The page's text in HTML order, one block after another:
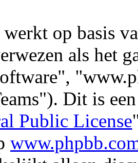
op basis
als het
Dit is
Public License